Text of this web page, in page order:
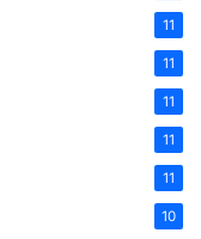
11
11
11
11
11
10